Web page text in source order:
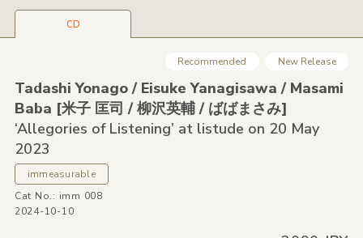
CD
Recommended New Release
Tadashi Yonago /Eisuke Yanagisawa /Masami
Baba [米子 匡司 /柳沢英輔 /ばばまさみ]
‘Allegories of Listening’ at listude on 20 May
2023
immeasurable
Cat No.: imm 008
2024-10-10